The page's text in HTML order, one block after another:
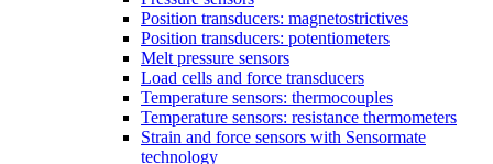
Position transducers: magnetostrictives
Position transducers: potentiometers
Melt pressure sensors
Load cells and force transducers
Temperature sensors: thermocouples
Temperature sensors: resistance thermometers
Strain and force sensors with Sensormate
technology